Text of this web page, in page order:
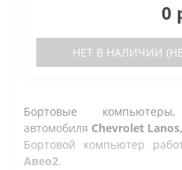
0
НЕТ В НАЛИЧИИ
Бортовые
автомобиля Chevrolet
Бортовой компьютер
Авео2.